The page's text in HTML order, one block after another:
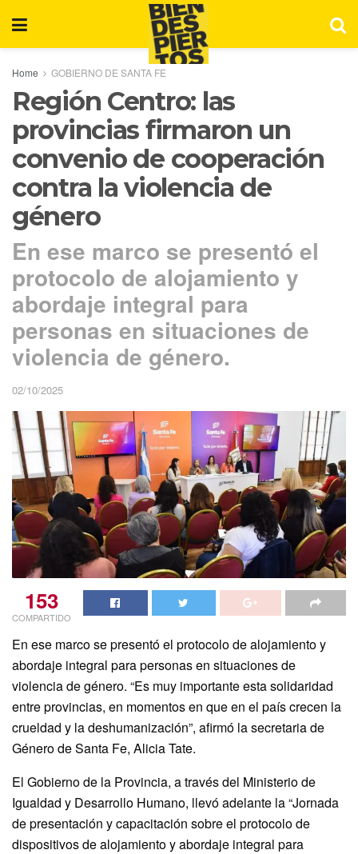
Home GOBIERNO DE SANTA FE
Región Centro: las
provincias firmaron un
convenio de cooperación
contra la violencia de
género
En ese marco se presentó el
protocolo de alojamiento y
abordaje integral para
personas en situaciones de
violencia de género.
02/10/2025
153
COMPARTIDO
En ese marco se presentó el protocolo de alojamiento y
abordaje integral para personas en situaciones de
violencia de género. “Es muy importante esta solidaridad
entre provincias, en momentos en que en el país crecen la
crueldad y la deshumanización”, afirmó la secretaria de
Género de Santa Fe, Alicia Tate.
El Gobierno de la Provincia, a través del Ministerio de
Igualdad y Desarrollo Humano, llevó adelante la “Jornada
de presentación y capacitación sobre el protocolo de
dispositivos de alojamiento y abordaje integral para